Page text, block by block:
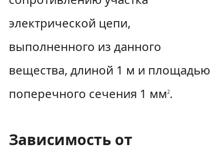
электрической цепи,
выполненного из данного
вещества, длиной 1 м и площадью
поперечного сечения 1 мм2.
Зависимость от